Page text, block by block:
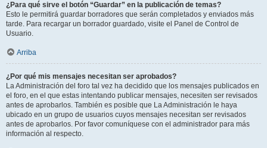
¿Para qué sirve el botón “Guardar” en la publicación de temas?
Esto le permitirá guardar borradores que serán completados y enviados más
tarde. Para recargar un borrador guardado, visite el Panel de Control de
Usuario.
Arriba
¿Por qué mis mensajes necesitan ser aprobados?
La Administración del foro tal vez ha decidido que los mensajes publicados en
el foro, en el que estas intentando publicar mensajes, necesiten ser revisados
antes de aprobarlos. También es posible que La Administración le haya
ubicado en un grupo de usuarios cuyos mensajes necesitan ser revisados
antes de aprobarlos. Por favor comuníquese con el administrador para más
información al respecto.